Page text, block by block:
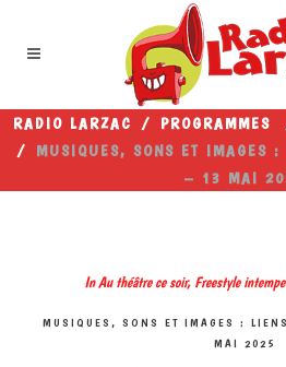
RADIO LARZAC / PROGRAMMES
/ MUSIQUES, SONS ET IMAGES :
– 13 MAI
InAu théâtre ce soir, Freestyle
MUSIQUES, SONS ET IMAGES :
MAI 2025